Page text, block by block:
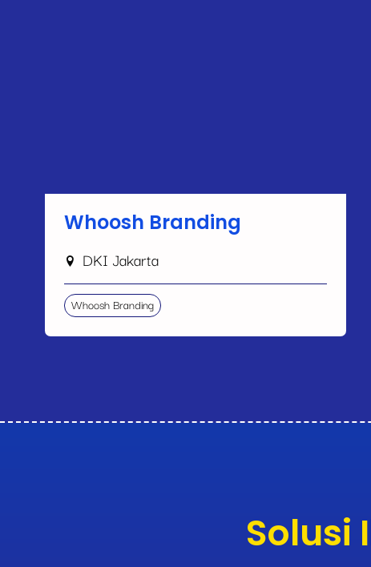
Whoosh Branding
DKI Jakarta
Whoosh Branding
Solusi